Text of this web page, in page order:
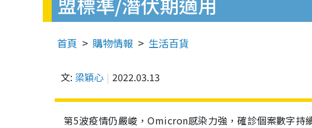
首頁 購物情報 生活百貨
文: 梁穎心 2022.03.13
第5波疫情仍嚴峻，Omicron感染力強，確診個案數字